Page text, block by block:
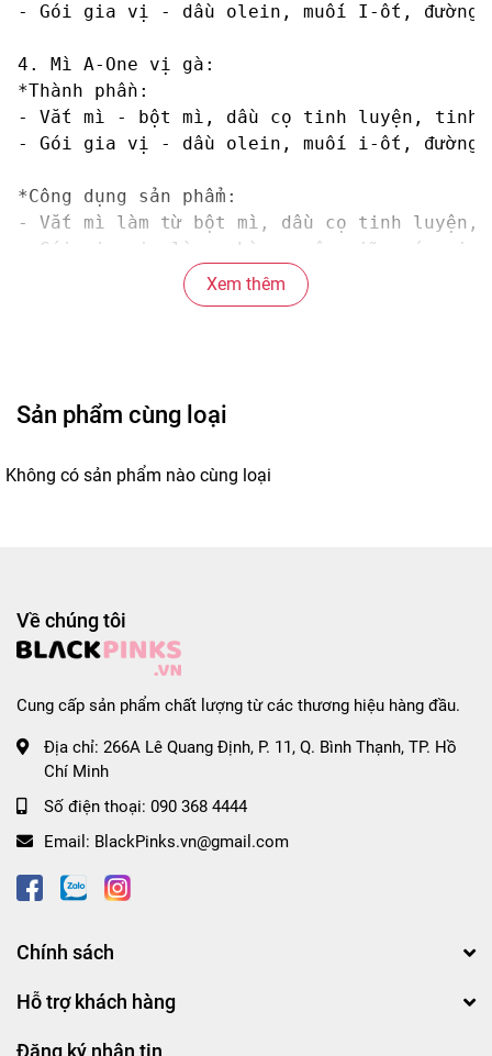
- Gói gia vị - dầu olein, muối I-ốt,
4. Mì A-One vị gà:
*Thành phần:
- Vắt mì - bột mì, dầu cọ tinh luyện, tinh
- Gói gia vị - dầu olein, muối i-ốt,
*Công dụng sản phẩm:
- Vắt mì làm từ bột mì, dầu cọ tinh luyện,
- Gói gia vị  là sự hòa quyện giữa các
*Hướng dẫn sử dụng:
*Bảo quản:
- Nơi khô ráo thoáng mát.
- Tránh ánh nắng trực tiếp, nơi có nhiệt
- Nơi sản xuất: Việt Nam
- Hạn sử dụng: 6 tháng kể từ ngày sản xuất
- Sợi mì: sợi tròn và nhỏ
Xem thêm
Sản phẩm cùng loại
Không có sản phẩm nào cùng loại
Về chúng tôi
Cung cấp sản phẩm chất lượng từ các thương hiệu hàng đầu.
Địa chỉ: 266A Lê Quang Định, P. 11, Q. Bình Thạnh, TP. Hồ
Chí Minh
Số điện thoại: 090 368 4444
Email: BlackPinks.vn@gmail.com
Chính sách
Hỗ trợ khách hàng